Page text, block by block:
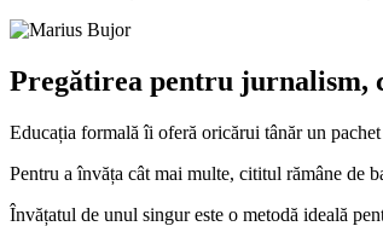
Pregătirea pentru
Educația formală îi oferă oricărui tânăr un
Pentru a învăța cât mai multe, cititul rămâne de
Învățatul de unul singur este o metodă ideală